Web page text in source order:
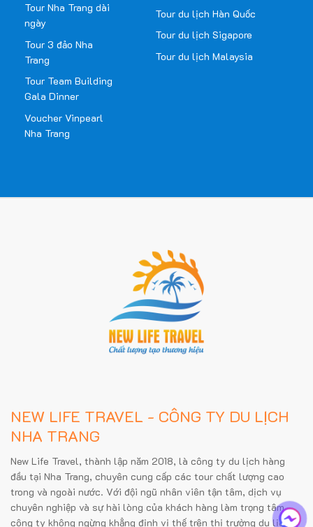
Tour Nha Trang dài
ngày
Tour 3 đảo Nha
Trang
Tour Team Building
Gala Dinner
Voucher Vinpearl
Nha Trang
Tour du lịch Hàn Quốc
Tour du lịch Sigapore
Tour du lịch Malaysia
NEW LIFE TRAVEL - CÔNG TY DU LỊCH
NHA TRANG
New Life Travel, thành lập năm 2018, là công ty du lịch hàng
đầu tại Nha Trang, chuyên cung cấp các tour chất lượng cao
trong và ngoài nước. Với đội ngũ nhân viên tận tâm, dịch vụ
chuyên nghiệp và sự hài lòng của khách hàng làm trọng tâm,
công ty không ngừng khẳng định vị thế trên thị trường du lịch